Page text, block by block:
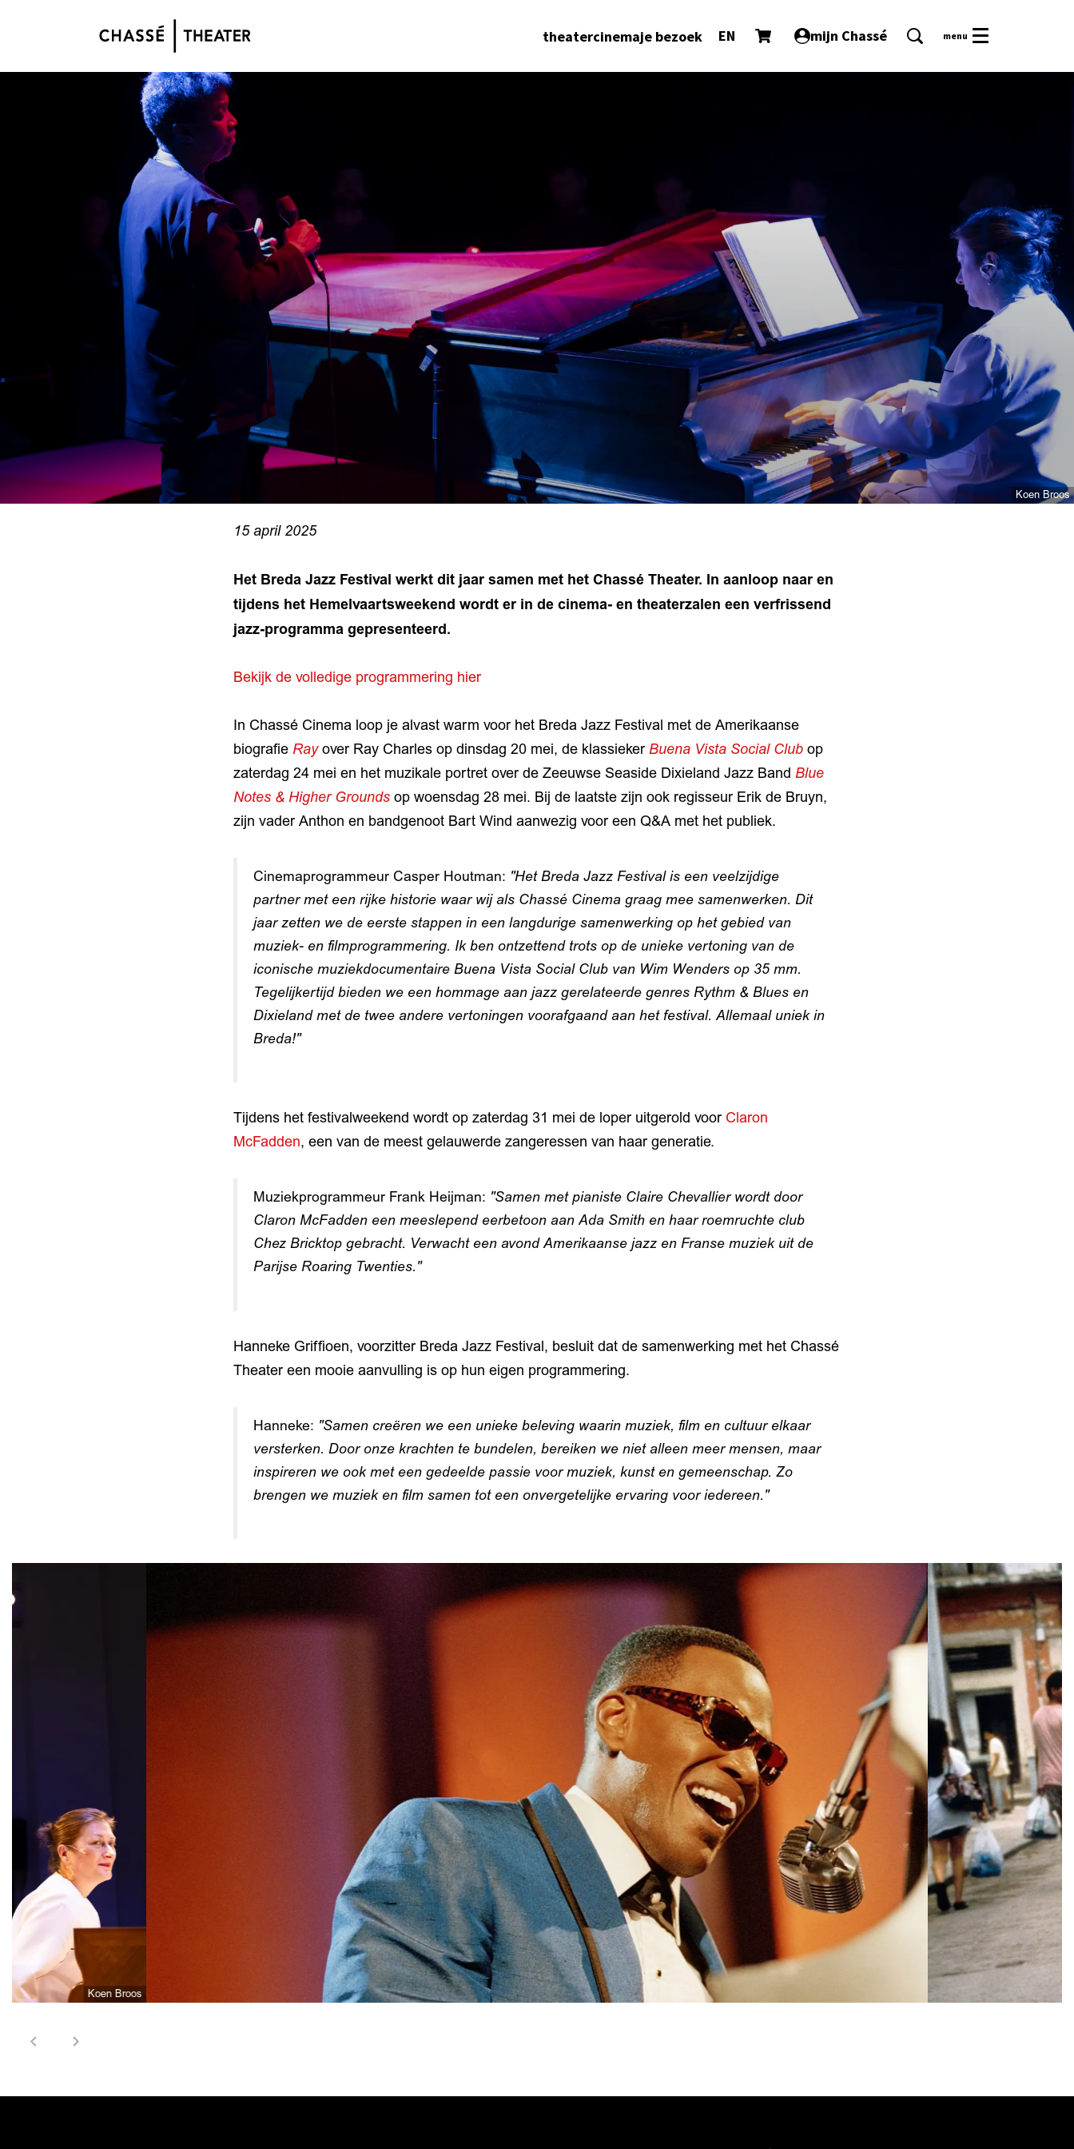
theatercinemaje bezoek EN mijn Chassé menu
Koen Broos
15 april 2025
Het Breda Jazz Festival werkt dit jaar samen met het Chassé Theater. In aanloop naar en
tijdens het Hemelvaartsweekend wordt er in de cinema- en theaterzalen een verfrissend
jazz-programma gepresenteerd.
Bekijk de volledige programmering hier
In Chassé Cinema loop je alvast warm voor het Breda Jazz Festival met de Amerikaanse
biografie Rayover Ray Charles op dinsdag 20 mei, de klassieker Buena Vista Social Club op
zaterdag 24 mei en het muzikale portret over de Zeeuwse Seaside Dixieland Jazz Band Blue
Notes & Higher Grounds op woensdag 28 mei. Bij de laatste zijn ook regisseur Erik de Bruyn,
zijn vader Anthon en bandgenoot Bart Wind aanwezig voor een Q&A met het publiek.
Cinemaprogrammeur Casper Houtman: "Het Breda Jazz Festival is een veelzijdige
partner met een rijke historie waar wij als Chassé Cinema graag mee samenwerken. Dit
jaar zetten we de eerste stappen in een langdurige samenwerking op het gebied van
muziek- en filmprogrammering. Ik ben ontzettend trots op de unieke vertoning van de
iconische muziekdocumentaire Buena Vista Social Club van Wim Wenders op 35 mm.
Tegelijkertijd bieden we een hommage aan jazz gerelateerde genres Rythm & Blues en
Dixieland met de twee andere vertoningen voorafgaand aan het festival. Allemaal uniek in
Breda!"
Tijdens het festivalweekend wordt op zaterdag 31 mei de loper uitgerold voor Claron
McFadden, een van de meest gelauwerde zangeressen van haar generatie.
Muziekprogrammeur Frank Heijman: "Samen met pianiste Claire Chevallier wordt door
Claron McFadden een meeslepend eerbetoon aan Ada Smith en haar roemruchte club
Chez Bricktop gebracht. Verwacht een avond Amerikaanse jazz en Franse muziek uit de
Parijse Roaring Twenties."
Hanneke Griffioen, voorzitter Breda Jazz Festival, besluit dat de samenwerking met het Chassé
Theater een mooie aanvulling is op hun eigen programmering.
Hanneke: "Samen creëren we een unieke beleving waarin muziek, film en cultuur elkaar
versterken. Door onze krachten te bundelen, bereiken we niet alleen meer mensen, maar
inspireren we ook met een gedeelde passie voor muziek, kunst en gemeenschap. Zo
brengen we muziek en film samen tot een onvergetelijke ervaring voor iedereen."
Koen Broos